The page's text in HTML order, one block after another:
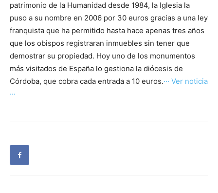
patrimonio de la Humanidad desde 1984, la Iglesia la
puso a su nombre en 2006 por 30 euros gracias a una ley
franquista que ha permitido hasta hace apenas tres años
que los obispos registraran inmuebles sin tener que
demostrar su propiedad. Hoy uno de los monumentos
más visitados de España lo gestiona la diócesis de
Córdoba, que cobra cada entrada a 10 euros.··· Ver noticia
···